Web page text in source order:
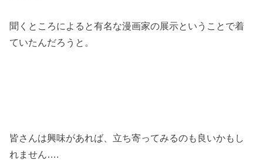
聞くところによると有名な漫画家の展示ということで着
ていたんだろうと。
皆さんは興味があれば、立ち寄ってみるのも良いかもし
れません….